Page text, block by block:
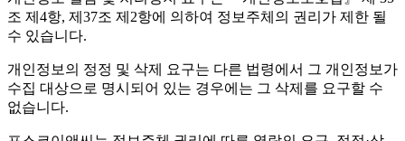
조 제4항, 제37조 제2항에 의하여 정보주체의 권리가 제한 될
수 있습니다.
개인정보의 정정 및 삭제 요구는 다른 법령에서 그 개인정보가
수집 대상으로 명시되어 있는 경우에는 그 삭제를 요구할 수
없습니다.